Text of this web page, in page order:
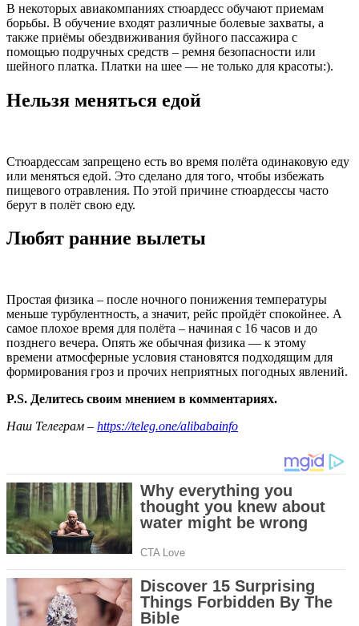
В некоторых авиакомпаниях стюардесс обучают приемам
борьбы. В обучение входят различные болевые захваты, а
также приёмы обездвиживания буйного пассажира с
помощью подручных средств – ремня безопасности или
шейного платка. Платки на шее — не только для красоты:).
Нельзя меняться едой
Стюардессам запрещено есть во время полёта одинаковую еду
или меняться едой. Это сделано для того, чтобы избежать
пищевого отравления. По этой причине стюардессы часто
берут в полёт свою еду.
Любят ранние вылеты
Простая физика – после ночного понижения температуры
меньше турбулентность, а значит, рейс пройдёт спокойнее. А
самое плохое время для полёта – начиная с 16 часов и до
позднего вечера. Опять же обычная физика — к этому
времени атмосферные условия становятся подходящим для
формирования гроз и прочих неприятных погодных явлений.
P.S. Делитесь своим мнением в комментариях.
Наш Телеграм – https://teleg.one/alibabainfo